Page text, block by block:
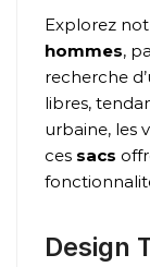
Explorez
hommes,
recherche
libres,
urbaine, les
ces sacs
Design